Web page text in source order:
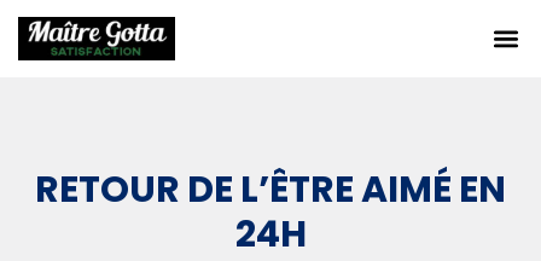
RETOUR DE L’ÊTRE AIMÉ EN
24H